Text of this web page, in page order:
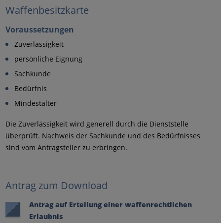
Waffenbesitzkarte
Voraussetzungen
Zuverlässigkeit
persönliche Eignung
Sachkunde
Bedürfnis
Mindestalter
Die Zuverlässigkeit wird generell durch die Dienststelle
überprüft. Nachweis der Sachkunde und des Bedürfnisses
sind vom Antragsteller zu erbringen.
Antrag zum Download
Antrag auf Erteilung einer waffenrechtlichen
Erlaubnis